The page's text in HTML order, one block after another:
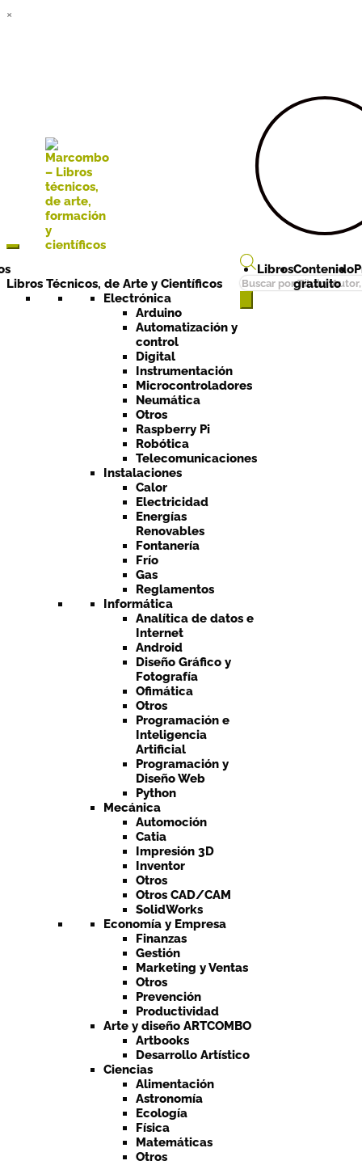
×
Búsqueda
de
Libros Técnicos, de Arte y Científicos
Electrónica
Arduino
Automatización y
control
Digital
Instrumentación
Microcontroladores
Neumática
Otros
Raspberry Pi
Robótica
Telecomunicaciones
Instalaciones
Calor
Electricidad
Energías
Renovables
Fontanería
Frío
Gas
Reglamentos
Informática
Analítica de datos e
Internet
Android
Diseño Gráfico y
Fotografía
Ofimática
Otros
Programación e
Inteligencia
Artificial
Programación y
Diseño Web
Python
Mecánica
Automoción
Catia
Impresión 3D
Inventor
Otros
Otros CAD/CAM
SolidWorks
Economía y Empresa
Finanzas
Gestión
Marketing y Ventas
Otros
Prevención
Productividad
Arte y diseño ARTCOMBO
Artbooks
Desarrollo Artístico
Ciencias
Alimentación
Astronomía
Ecología
Física
Matemáticas
Otros
LibrosContenido
gratuito